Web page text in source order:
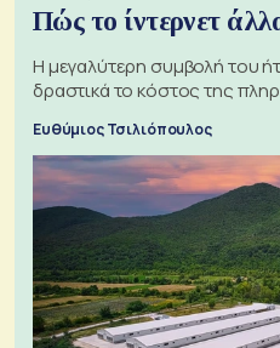
Πώς το ίντερνετ
Η μεγαλύτερη συμβολή του
δραστικά το κόστος της
Ευθύμιος Τσιλιόπουλος